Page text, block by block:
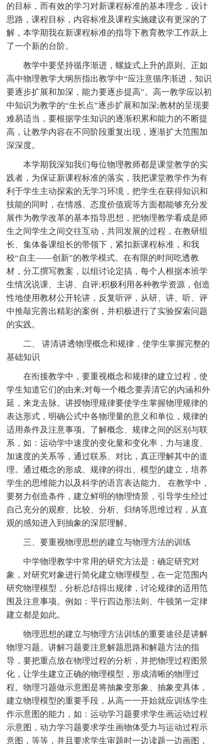
的目标，而有效的学习对新课程标准的基本理念，设计
思路，课程目标，内容标准及课程实施建议有更深的了
解，本学期我在新课程标准的指导下教育教学工作跃上
了一个新的台阶。
教学中要坚持循序渐进，螺旋式上升的原则。正如
高中物理教学大纲所指出教学中“应注意循序渐进，知识
要逐步扩展和加深，能力要逐步提高”。高一教学应以初
中知识为教学的“生长点”逐步扩展和加深;教材的呈现要
难易适当，要根据学生知识的逐渐积累和能力的不断提
高，让教学内容在不同阶段重复出现，逐渐扩大范围加
深深度。
本学期我深知我们每位物理教师都是课堂教学的实
践者，为保证新课程标准的落实，我把课堂教学作为有
利于学生主动探索的无学习环境，把学生在获得知识和
技能的同时，在情感、态度价值观等方面都能够充分发
展作为教学改革的基本指导思想，把物理教学看成是师
生之间学生之间交往互动，共同发展的过程，在教研组
长、集体备课组长的带领下，紧扣新课程标准，和我
校“自主——创新”的教学模式。在有限的时间吃透教
材，分工撰写教案，以组讨论定搞，每个人根据本班学
生情况说课、主讲、自评;积极利用各种教学资源，创造
性地使用教材公开轮讲，反复听评，从研、讲、听、评
中推敲完善出精彩的案例，并积极进行了实验探索问题
的实践。
二、 讲清讲透物理概念和规律，使学生掌握完整的
基础知识
在衔接教学中，要重视概念和规律的建立过程，使
学生知道它们的由来;对每一个概念要弄清它的内涵和外
延，来龙去脉。讲授物理规律要使学生掌握物理规律的
表达形式，明确公式中各物理量的意义和单位，规律的
适用条件及注意事项。了解概念、规律之间的区别与联
系，如：运动学中速度的变化量和变化率，力与速度、
加速度的关系等，通过联系、对比，真正理解其中的道
理。通过概念的形成、规律的得出、模型的建立，培养
学生的思维能力以及科学的语言表达能力。 在教学中，
要努力创造条件，建立鲜明的物理情景，引导学生经过
自己充分的观察、比较、分析、归纳等思维过程，从直
观的感知进入到抽象的深层理解。
三、要重视物理思想的建立与物理方法的训练
中学物理教学中常用的研究方法是：确定研究对
象，对研究对象进行简化建立物理模型，在一定范围内
研究物理模型，分析总结得出规律，讨论规律的适用范
围及注意事项。例如：平行四边形法则、牛顿第一定律
建立都是如此。
物理思想的建立与物理方法训练的重要途径是讲解
物理习题。讲解习题要注意解题思路和解题方法的指
导，要把重点放在物理过程的分析，并把物理过程图景
化，让学生建立正确的物理模型，形成清晰的物理过
程。物理习题做示意图是将抽象变形象、抽象变具体，
建立物理模型的重要手段，从高一一开始就应训练学生
作示意图的能力，如：运动学习题要求学生画运动过程
示意图，动力学习题要求学生画物体受力与运动过程示
意图，等等，并且要求学生审题时一边读题一边画图，